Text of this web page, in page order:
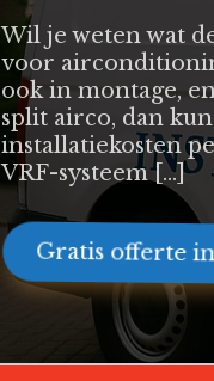
Wil je weten wat
voor
ook in montage,
split airco, dan
installatiekosten
VRF-systeem […]
Gratis offerte